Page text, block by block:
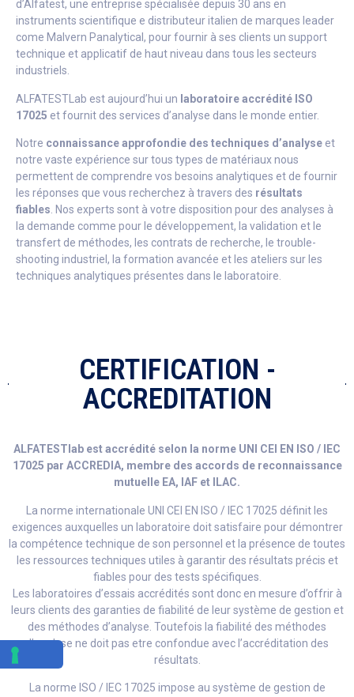
d’Alfatest, une entreprise spécialisée depuis 30 ans en
instruments scientifique e distributeur italien de marques leader
come Malvern Panalytical, pour fournir à ses clients un support
technique et applicatif de haut niveau dans tous les secteurs
industriels.
ALFATESTLab est aujourd’hui un laboratoire accrédité ISO
17025 et fournit des services d’analyse dans le monde entier.
Notre connaissance approfondie des techniques d’analyse et
notre vaste expérience sur tous types de matériaux nous
permettent de comprendre vos besoins analytiques et de fournir
les réponses que vous recherchez à travers des résultats
fiables . Nos experts sont à votre disposition pour des analyses à
la demande comme pour le développement, la validation et le
transfert de méthodes, les contrats de recherche, le trouble-
shooting industriel, la formation avancée et les ateliers sur les
techniques analytiques présentes dans le laboratoire.
CERTIFICATION -
ACCREDITATION
ALFATESTlab est accrédité selon la norme UNI CEI EN ISO / IEC
17025 par ACCREDIA, membre des accords de reconnaissance
mutuelle EA, IAF et ILAC.
La norme internationale UNI CEI EN ISO / IEC 17025 définit les
exigences auxquelles un laboratoire doit satisfaire pour démontrer
la compétence technique de son personnel et la présence de toutes
les ressources techniques utiles à garantir des résultats précis et
fiables pour des tests spécifiques.
Les laboratoires d’essais accrédités sont donc en mesure d’offrir à
leurs clients des garanties de fiabilité de leur système de gestion et
des méthodes d’analyse. Toutefois la fiabilité des méthodes
d’analyse ne doit pas etre confondue avec l’accréditation des
résultats.
La norme ISO / IEC 17025 impose au système de gestion de